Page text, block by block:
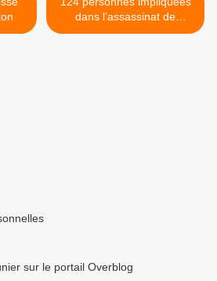
dans l’assassinat de
Soleimani et Mohandes >
sur le portail Overblog